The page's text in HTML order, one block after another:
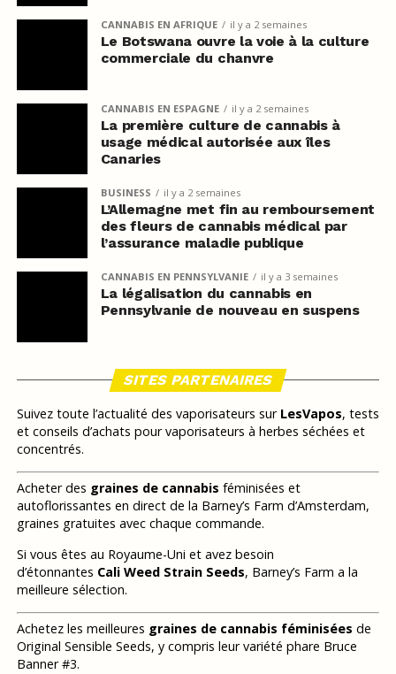
CANNABIS EN AFRIQUE il y a 2 semaines
Le Botswana ouvre la voie à la culture
commerciale du chanvre
CANNABIS EN ESPAGNE il y a 2 semaines
La première culture de cannabis à
usage médical autorisée aux îles
Canaries
BUSINESS il y a 2 semaines
L’Allemagne met fin au remboursement
des fleurs de cannabis médical par
l’assurance maladie publique
CANNABIS EN PENNSYLVANIE il y a 3 semaines
La légalisation du cannabis en
Pennsylvanie de nouveau en suspens
SITES PARTENAIRES
Suivez toute l’actualité des vaporisateurs sur LesVapos, tests
et conseils d’achats pour vaporisateurs à herbes séchées et
concentrés.
Acheter des graines de cannabis féminisées et
autoflorissantes en direct de la Barney’s Farm d’Amsterdam,
graines gratuites avec chaque commande.
Si vous êtes au Royaume-Uni et avez besoin
d’étonnantes Cali Weed Strain Seeds, Barney’s Farm a la
meilleure sélection.
Achetez les meilleures graines de cannabis féminisées de
Original Sensible Seeds, y compris leur variété phare Bruce
Banner #3.